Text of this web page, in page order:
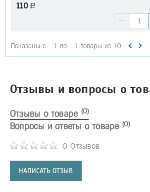
110 a
Показаны с 1 по 1 товары из 10
Отзывы и вопросы о
Отзывы о товаре (0)
0 Отзывов
НАПИСАТЬ ОТЗЫВ
Вопросы и ответы о товаре (0)